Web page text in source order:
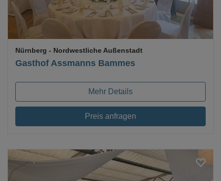
Gasthof Assmanns Bammes
Nürnberg - Nordwestliche Außenstadt
Mehr Details
Preis anfragen